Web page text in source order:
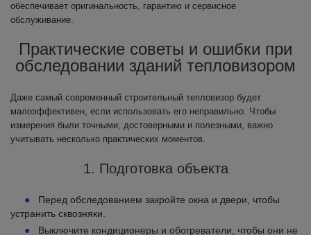
обеспечивает оригинальность, гарантию и сервисное
обслуживание.
Практические советы и ошибки при
обследовании зданий тепловизором
Даже самый современный строительный тепловизор будет
малоэффективен, если использовать его неправильно. Чтобы
измерения были точными, достоверными и полезными, важно
учитывать несколько практических моментов.
1. Подготовка объекта
Перед обследованием закройте окна и двери, чтобы
устранить сквозняки.
Выключите кондиционеры и обогреватели, чтобы они не